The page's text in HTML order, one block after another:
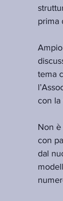
prima
tema
con la
Non
con
dal